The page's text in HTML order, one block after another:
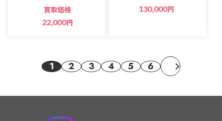
買取価格
22,000円
130,000円
1 2 3 4 5 6